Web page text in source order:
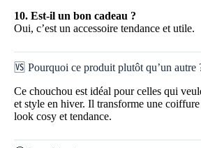
10. Est-il un bon cadeau ?
Oui, c’est un accessoire tendance et utile.
🆚 Pourquoi ce produit plutôt qu’un autre
Ce chouchou est idéal pour celles qui
et style en hiver. Il transforme une
look cosy et tendance.